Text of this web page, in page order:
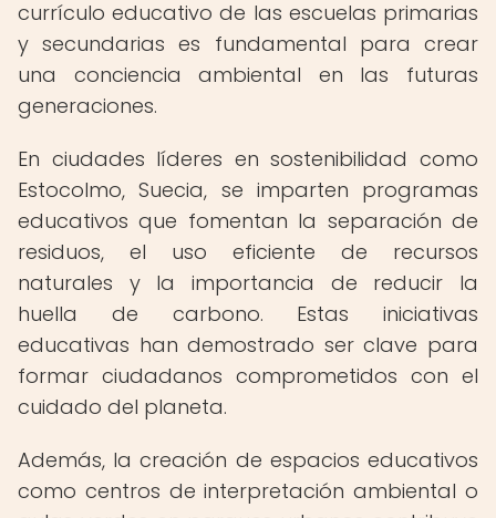
currículo educativo de las escuelas primarias
y secundarias es fundamental para crear
una conciencia ambiental en las futuras
generaciones.
En ciudades líderes en sostenibilidad como
Estocolmo, Suecia, se imparten programas
educativos que fomentan la separación de
residuos, el uso eficiente de recursos
naturales y la importancia de reducir la
huella de carbono. Estas iniciativas
educativas han demostrado ser clave para
formar ciudadanos comprometidos con el
cuidado del planeta.
Además, la creación de espacios educativos
como centros de interpretación ambiental o